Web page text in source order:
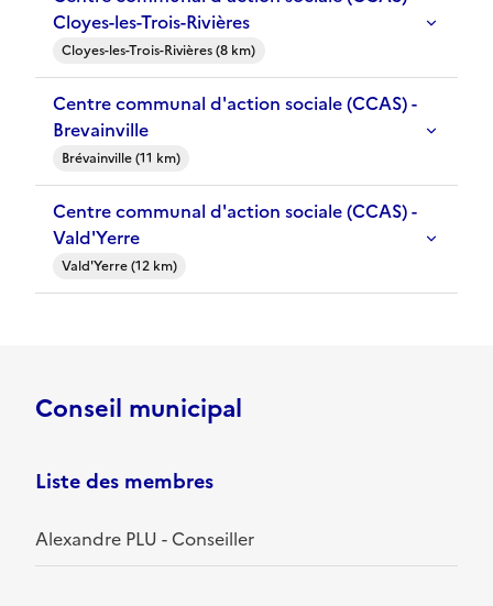
Cloyes-les-Trois-Rivières
Cloyes-les-Trois-Rivières (8 km)
Centre communal d'action sociale (CCAS) -
Brevainville
Brévainville (11 km)
Centre communal d'action sociale (CCAS) -
Vald'Yerre
Vald'Yerre (12 km)
Conseil municipal
Liste des membres
Alexandre PLU - Conseiller